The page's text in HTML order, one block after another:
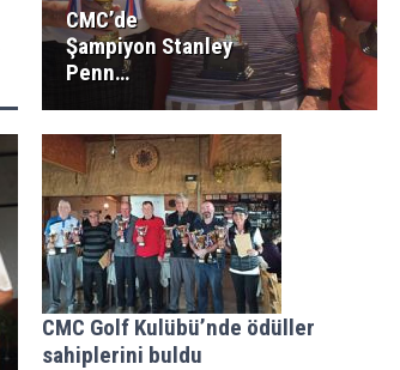
CMC’de
Şampiyon Stanley
Penn…
CMC Golf Kulübü’nde ödüller
sahiplerini buldu